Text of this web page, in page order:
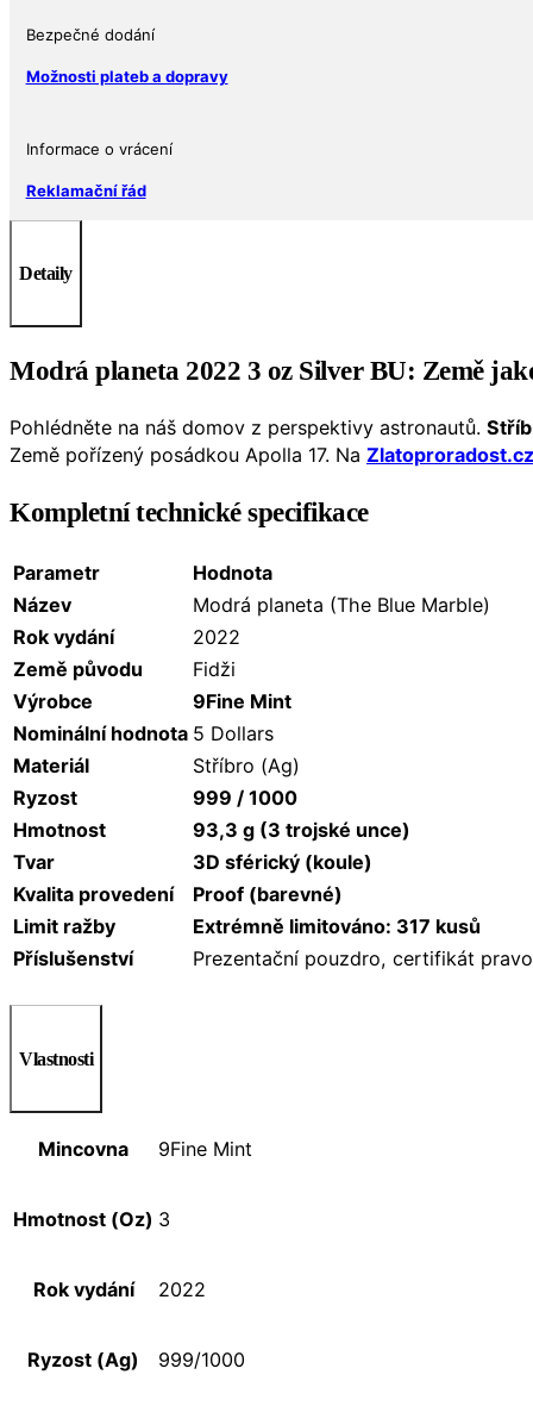
2022
Bezpečné dodání
Možnosti plateb a dopravy
Informace o vrácení
Reklamační řád
Detaily
Modrá planeta 2022 3 oz Silver BU: Země
Pohlédněte na náš domov z perspektivy astronautů.
Země pořízený posádkou Apolla 17. Na Zlatoproradost.cz
Kompletní technické specifikace
Parametr
Hodnota
Název
Modrá planeta (The Blue Marble)
Rok vydání
2022
Země původu
Fidži
Výrobce
9Fine Mint
Nominální hodnota 5 Dollars
Materiál
Stříbro (Ag)
Ryzost
999 / 1000
Hmotnost
93,3 g (3 trojské unce)
Tvar
3D sférický (koule)
Kvalita provedení
Proof (barevné)
Limit ražby
Extrémně limitováno: 317 kusů
Příslušenství
Prezentační pouzdro, certifikát
Vlastnosti
Mincovna 9Fine Mint
Hmotnost (Oz) 3
Rok vydání 2022
Ryzost (Ag) 999/1000